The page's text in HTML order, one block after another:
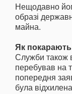
Нещодавно
образі
майна.
Як покарають
Служби також
перебував на
попередня
була